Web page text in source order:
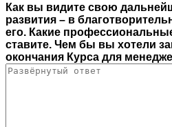
Как вы видите свою
развития – в
его. Какие
ставите. Чем бы вы хотели
окончания Курса для